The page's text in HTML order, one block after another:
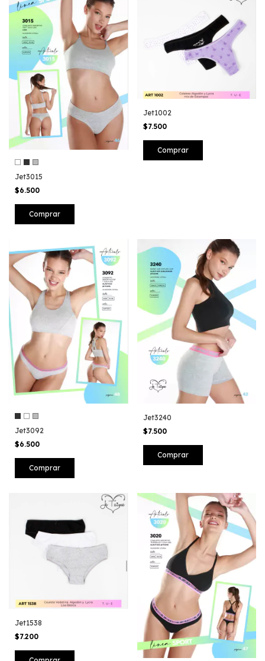
Jet3015
$6.500
Comprar
Jet1002
$7.500
Comprar
Jet3092
$6.500
Comprar
Jet3240
$7.500
Comprar
Jet1538
$7.200